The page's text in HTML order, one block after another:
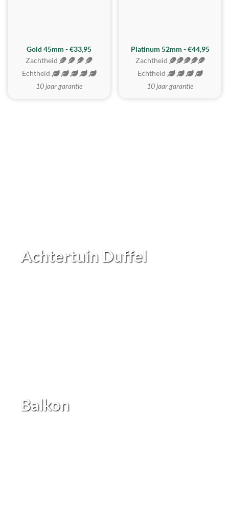
REALISTISCH
Gold 45mm - €33,95
Zachtheid
Echtheid
10 jaar garantie
ZACHTSTE
Platinum 52mm - €44,95
Zachtheid
Echtheid
10 jaar garantie
Achtertuin Duffel
Balkon